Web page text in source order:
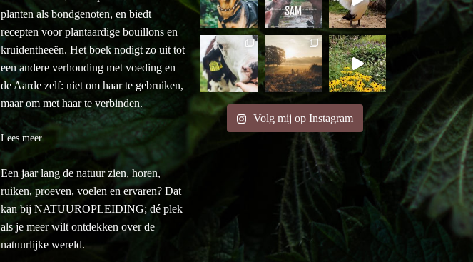
planten als bondgenoten, en biedt
recepten voor plantaardige bouillons en
kruidentheeën. Het boek nodigt zo uit tot
een andere verhouding met voeding en
de Aarde zelf: niet om haar te gebruiken,
maar om met haar te verbinden.
Lees meer…
Een jaar lang de natuur zien, horen,
ruiken, proeven, voelen en ervaren? Dat
kan bij NATUUROPLEIDING; dé plek
als je meer wilt ontdekken over de
natuurlijke wereld.
Volg mij op Instagram